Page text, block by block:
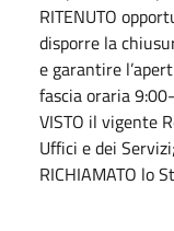
RITENUTO
disporre la
e garantire
fascia oraria
VISTO il vigente
Uffici e dei Servizi;
RICHIAMATO lo